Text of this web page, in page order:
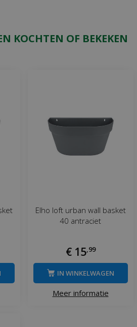
KOCHTEN OF BEKEKEN
Elho loft urban wall basket
40 antraciet
€ 15 99
Meer informatie
IN WINKELWAGEN